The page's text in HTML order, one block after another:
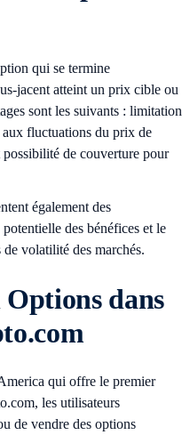
qui se termine
jacent atteint un prix cible ou
sont les suivants : limitation
fluctuations du prix de
de couverture pour
également des
des bénéfices et le
de volatilité des marchés.
Options dans
qui offre le premier
les utilisateurs
de vendre des options